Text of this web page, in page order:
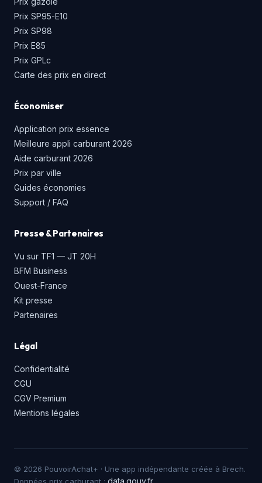
Prix SP95-E10
Prix SP98
Prix E85
Prix GPLc
Carte des prix en direct
Économiser
Application prix essence
Meilleure appli carburant 2026
Aide carburant 2026
Prix par ville
Guides économies
Support / FAQ
Presse & Partenaires
Vu sur TF1 — JT 20H
BFM Business
Ouest-France
Kit presse
Partenaires
Légal
Confidentialité
CGU
CGV Premium
Mentions légales
© 2026 PouvoirAchat+ · Une app indépendante créée à Brech.
data.gouv.fr